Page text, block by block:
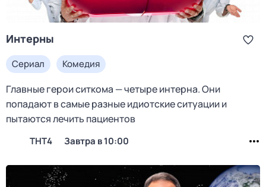
Интерны
Сериал Комедия
Главные герои ситкома — четыре интерна. Они
попадают в самые разные идиотские ситуации и
пытаются лечить пациентов
ТНТ4 Завтра в 10:00